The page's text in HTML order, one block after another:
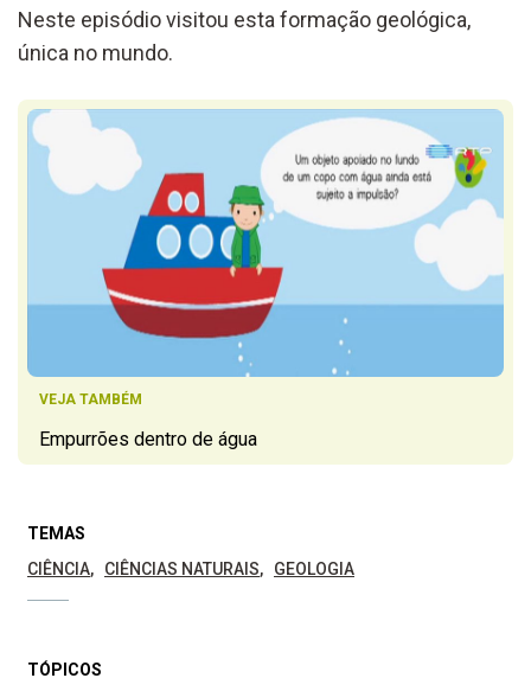
Neste episódio visitou esta formação geológica,
única no mundo.
VEJA TAMBÉM
Empurrões dentro de água
TEMAS
CIÊNCIA
CIÊNCIAS NATURAIS GEOLOGIA
TÓPICOS